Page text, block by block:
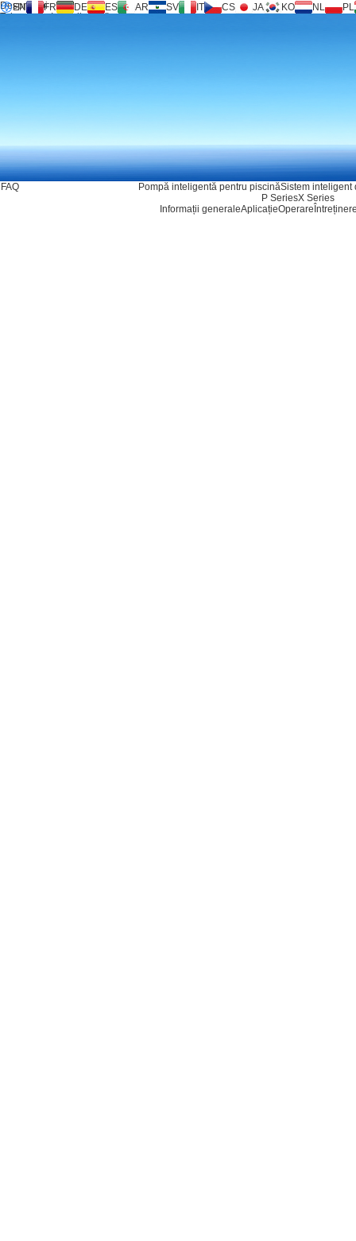
Despre noi
Tehnologie Inversilence®
EN FR DE ES AR SV IT CS JA KO NL PL
FAQ Pompă inteligentă pentru piscinăSistem inteligent
P SeriesX Series
Informații generaleAplicațieOperare